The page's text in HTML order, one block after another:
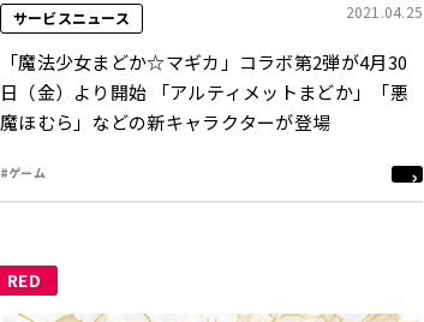
サービスニュース 2021.04.25
「魔法少女まどか☆マギカ」コラボ第2弾が4月30
日（金）より開始 「アルティメットまどか」「悪
魔ほむら」などの新キャラクターが登場
#ゲーム
RED